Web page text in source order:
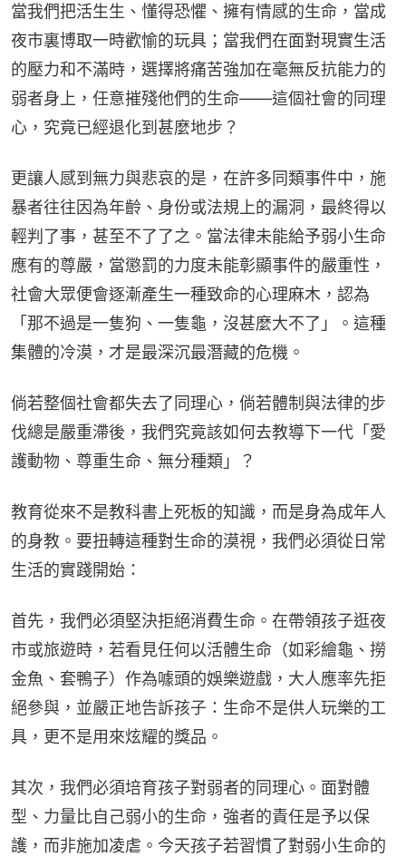
當我們把活生生、懂得恐懼、擁有情感的生命，當成
夜市裏博取一時歡愉的玩具；當我們在面對現實生活
的壓力和不滿時，選擇將痛苦強加在毫無反抗能力的
弱者身上，任意摧殘他們的生命——這個社會的同理
心，究竟已經退化到甚麼地步？
更讓人感到無力與悲哀的是，在許多同類事件中，施
暴者往往因為年齡、身份或法規上的漏洞，最終得以
輕判了事，甚至不了了之。當法律未能給予弱小生命
應有的尊嚴，當懲罰的力度未能彰顯事件的嚴重性，
社會大眾便會逐漸產生一種致命的心理麻木，認為
「那不過是一隻狗、一隻龜，沒甚麼大不了」。這種
集體的冷漠，才是最深沉最潛藏的危機。
倘若整個社會都失去了同理心，倘若體制與法律的步
伐總是嚴重滯後，我們究竟該如何去教導下一代「愛
護動物、尊重生命、無分種類」？
教育從來不是教科書上死板的知識，而是身為成年人
的身教。要扭轉這種對生命的漠視，我們必須從日常
生活的實踐開始：
首先，我們必須堅決拒絕消費生命。在帶領孩子逛夜
市或旅遊時，若看見任何以活體生命（如彩繪龜、撈
金魚、套鴨子）作為噱頭的娛樂遊戲，大人應率先拒
絕參與，並嚴正地告訴孩子：生命不是供人玩樂的工
具，更不是用來炫耀的獎品。
其次，我們必須培育孩子對弱者的同理心。面對體
型、力量比自己弱小的生命，強者的責任是予以保
護，而非施加凌虐。今天孩子若習慣了對弱小生命的